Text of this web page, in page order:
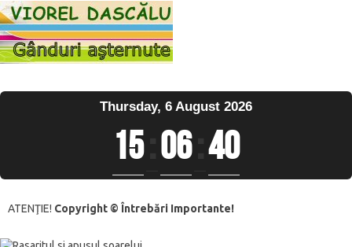
Thursday, 6 August 2026
15 06 40
ATENŢIE! Copyright © Întrebări Importante!